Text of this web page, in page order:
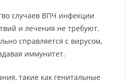
случаев ВПЧ инфекции
и лечения не требуют.
справляется с вирусом,
иммунитет.
такие как генитальные